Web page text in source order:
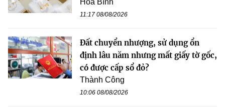
11:17 08/08/2026
Đất chuyển nhượng, sử dụng ổn
định lâu năm nhưng mất giấy tờ gốc,
có được cấp sổ đỏ?
Thành Công
10:06 08/08/2026